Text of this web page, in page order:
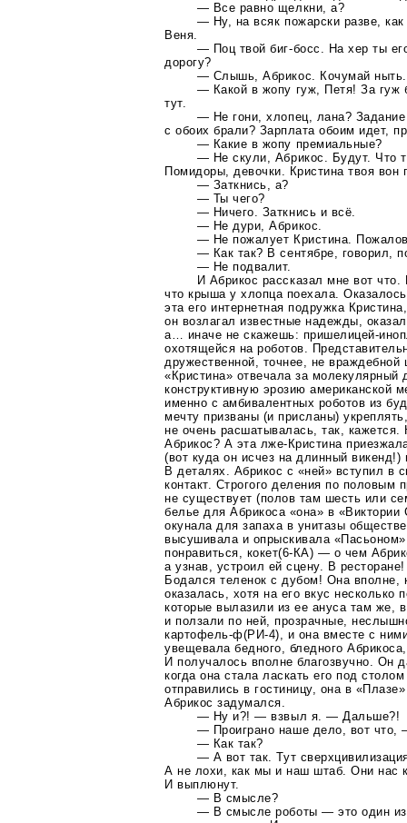
— Все равно щелкни, а?
— Ну, на всяк пожарски разве,
Веня.
— Поц твойбиг-босс
. На хер ты
дорогу?
— Слышь, Абрикос. Кочумай
— Какой в жопу гуж, Петя! За гуж
тут.
— Не гони, хлопец, лана?
с обоих брали? Зарплата обоим идет,
— Какие в жопу премиальные?
— Не скули, Абрикос. Будут. Что
Помидоры, девочки. Кристина твоя вон
— Заткнись, а?
— Ты чего?
— Ничего. Заткнись и всё.
— Не дури, Абрикос.
— Не пожалует Кристина.
— Как так? В сентябре, говорил,
— Не подвалит.
И Абрикос рассказал мне вот
что крыша у хлопца поехала.
эта его интернетная подружка
он возлагал известные надежды,
а… иначе не скажешь: пришелицей-
охотящейся на роботов.
дружественной, точнее, не враждебной
«Кристина» отвечала за молекулярный
конструктивную эрозию американской
именно с амбивалентных роботов из
мечту призваны (и присланы)
не очень расшатывалась, так, кажется.
Абрикос? А эта лже-Кристина
(вот куда он исчез на длинный викенд!)
В деталях. Абрикос с «ней» вступил в
контакт. Строгого деления по половым
не существует (полов там шесть или
белье для Абрикоса «она» в «Виктории
окунала для запаха в унитазы
высушивала и опрыскивала
понравиться, кокет(6-КА) — о чем
а узнав, устроил ей сцену. В
Бодался теленок с дубом! Она вполне,
оказалась, хотя на его вкус несколько
которые вылазили из ее ануса там же,
и ползали по ней, прозрачные,
картофель-ф(РИ-4) , и она вместе с
увещевала бедного, бледного
И получалось вполне благозвучно. Он
когда она стала ласкать его под
отправились в гостиницу, она в
Абрикос задумался.
— Ну и?! — взвыл я. — Дальше?!
— Проиграно наше дело, вот что,
— Как так?
— А вот так. Тут
А не лохи, как мы и наш штаб. Они нас
И выплюнут.
— В смысле?
— В смысле роботы — это один из